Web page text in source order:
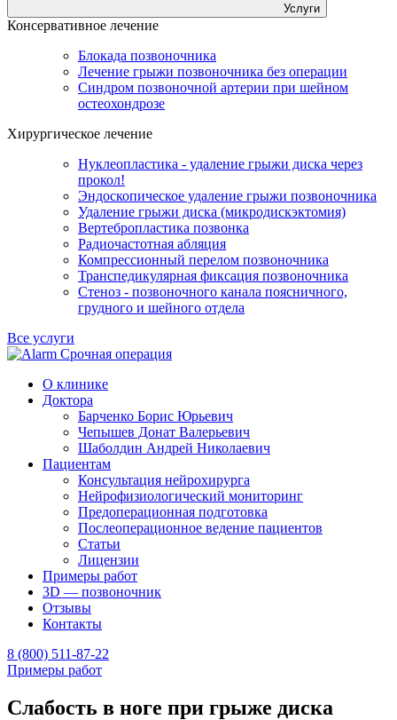
Услуги
Консервативное лечение
Блокада позвоночника
Лечение грыжи позвоночника без операции
Синдром позвоночной артерии при шейном
остеохондрозе
Хирургическое лечение
Нуклеопластика - удаление грыжи диска через
прокол!
Эндоскопическое удаление грыжи позвоночника
Удаление грыжи диска (микродискэктомия)
Вертебропластика позвонка
Радиочастотная абляция
Компрессионный перелом позвоночника
Транспедикулярная фиксация позвоночника
Стеноз - позвоночного канала поясничного,
грудного и шейного отдела
Все услуги
Срочная операция
О клинике
Доктора
Барченко Борис Юрьевич
Чепышев Донат Валерьевич
Шаболдин Андрей Николаевич
Пациентам
Консультация нейрохирурга
Нейрофизиологический мониторинг
Предоперационная подготовка
Послеоперационное ведение пациентов
Статьи
Лицензии
Примеры работ
3D — позвоночник
Отзывы
Контакты
8 (800) 511-87-22
Примеры работ
Слабость в ноге при грыже диска